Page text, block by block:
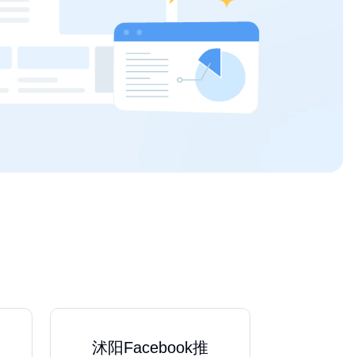
沭阳Facebook推